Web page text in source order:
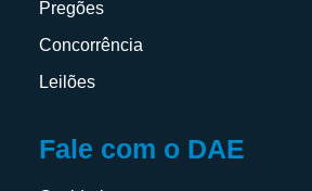
Pregões
Concorrência
Leilões
Fale com o DAE